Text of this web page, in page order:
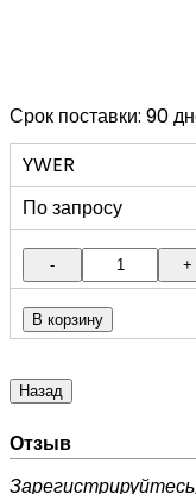
Срок поставки: 90
YWER
По запросу
Отзыв